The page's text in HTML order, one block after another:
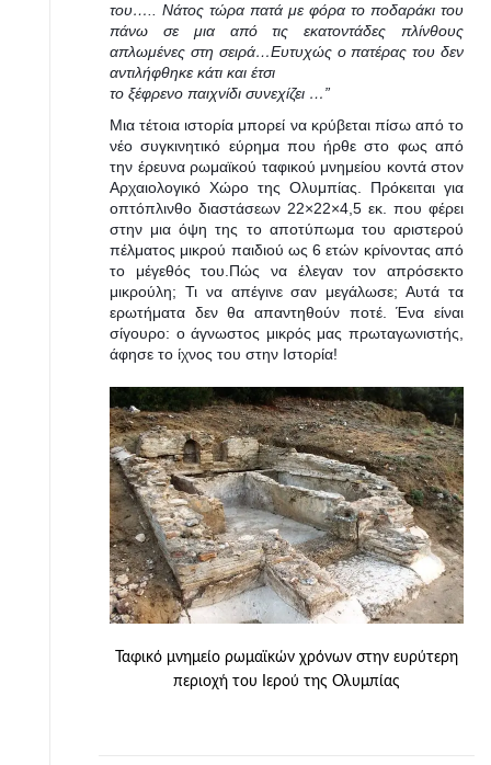
του….. Νάτος τώρα πατά με φόρα το ποδαράκι του
πάνω σε μια από τις εκατοντάδες πλίνθους
απλωμένες στη σειρά…Ευτυχώς ο πατέρας του δεν
αντιλήφθηκε κάτι και έτσι
το ξέφρενο παιχνίδι συνεχίζει …”
Μια τέτοια ιστορία μπορεί να κρύβεται πίσω από το
νέο συγκινητικό εύρημα που ήρθε στο φως από
την έρευνα ρωμαϊκού ταφικού μνημείου κοντά στον
Αρχαιολογικό Χώρο της Ολυμπίας. Πρόκειται για
οπτόπλινθο διαστάσεων 22×22×4,5 εκ. που φέρει
στην μια όψη της το αποτύπωμα του αριστερού
πέλματος μικρού παιδιού ως 6 ετών κρίνοντας από
το μέγεθός του.Πώς να έλεγαν τον απρόσεκτο
μικρούλη; Τι να απέγινε σαν μεγάλωσε; Αυτά τα
ερωτήματα δεν θα απαντηθούν ποτέ. Ένα είναι
σίγουρο: ο άγνωστος μικρός μας πρωταγωνιστής,
άφησε το ίχνος του στην Ιστορία!
Ταφικό μνημείο ρωμαϊκών χρόνων στην ευρύτερη
περιοχή του Ιερού της Ολυμπίας